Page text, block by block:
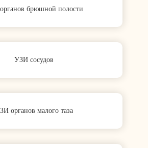
брюшной полости
УЗИ сосудов
органов малого таза